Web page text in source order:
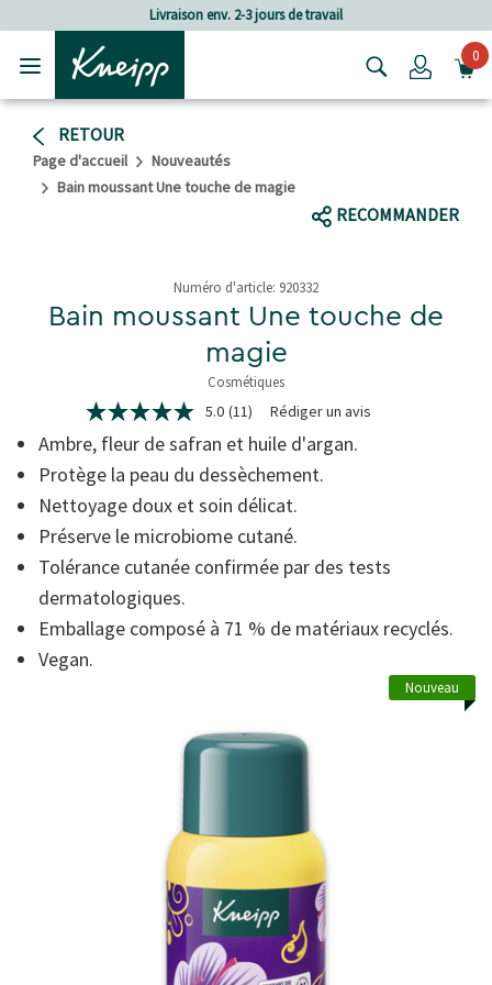
Passer au contenu principal
Passer au contenu du pied de page
Livraison env. 2-3 jours de travail
Login0
RETOUR
Page d'accueil
Nouveautés
Bain moussant Une touche de magie
RECOMMANDER
Nouveau
Numéro d'article: 920332
Bain moussant Une touche de
magie
Cosmétiques
4.8 de 5 étoiles
5.0
étoiles
sur
5,
valeur
de
note
moyenne.
Read
11
Reviews.
Lien
la
5.0 (11) Rédiger un avis
Ambre, fleur de safran et huile d'argan.
Protège la peau du dessèchement.
Nettoyage doux et soin délicat.
Préserve le microbiome cutané.
Tolérance cutanée confirmée par des tests
dermatologiques.
Emballage composé à 71 % de matériaux recyclés.
Vegan.